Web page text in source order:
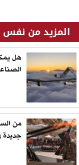
المزيد من
هل
من
جديدة